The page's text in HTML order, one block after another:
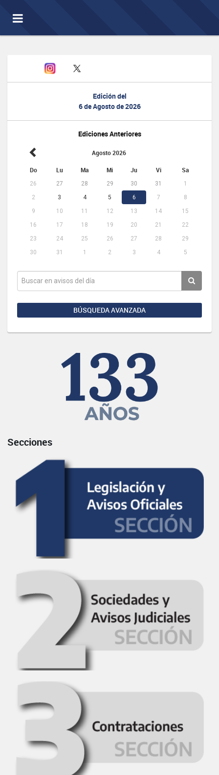
Toggle
navigation
Edición del
6 de Agosto de 2026
Ediciones Anteriores
Agosto 2026
Do Lu Ma Mi Ju Vi Sa
26 27 28 29 30 31
1
2
3 4 5 6 7
8
9
10 11 12 13 14
15
16
17 18 19 20 21
22
23
24 25 26 27 28
29
30
31 1 2 3 4 5
BÚSQUEDA AVANZADA
Secciones